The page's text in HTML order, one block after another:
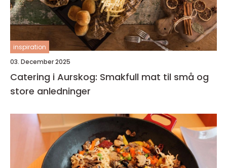
inspiration
03. December 2025
Catering i Aurskog: Smakfull mat til små og
store anledninger